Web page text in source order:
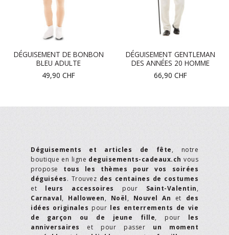
DÉGUISEMENT DE BONBON
BLEU ADULTE
49,90 CHF
DÉGUISEMENT GENTLEMAN
DES ANNÉES 20 HOMME
66,90 CHF
Déguisements et articles de fête, notre
boutique en ligne deguisements-cadeaux.ch vous
propose tous les thèmes pour vos soirées
déguisées. Trouvez des centaines de costumes
et leurs accessoires pour Saint-Valentin,
Carnaval, Halloween, Noël, Nouvel An et des
idées originales pour les enterrements de vie
de garçon ou de jeune fille, pour les
anniversaires et pour passer un moment